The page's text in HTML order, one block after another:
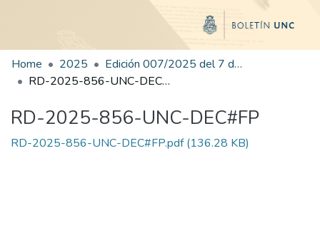
Home 2025
Edición 007/2025 del 7 de julio de 2025
RD-2025-856-UNC-DEC#FP
RD-2025-856-UNC-DEC#FP
RD-2025-856-UNC-DEC#FP.pdf(136.28 KB)